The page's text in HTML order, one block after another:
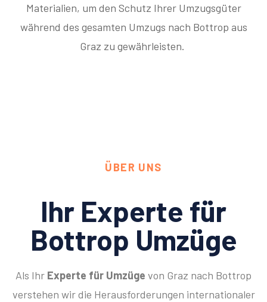
Materialien, um den Schutz Ihrer Umzugsgüter
während des gesamten Umzugs nach Bottrop aus
Graz zu gewährleisten.
ÜBER UNS
Ihr Experte für
Bottrop Umzüge
Als Ihr Experte für Umzüge von Graz nach Bottrop
verstehen wir die Herausforderungen internationaler